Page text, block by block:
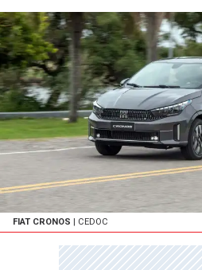
FIAT CRONOS | CEDOC